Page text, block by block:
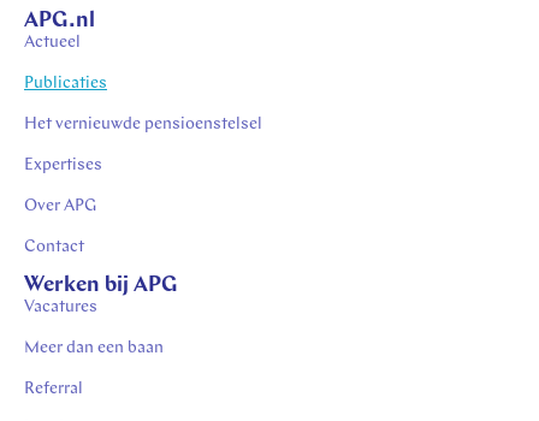
APG.nl
Actueel
Publicaties
Het vernieuwde pensioenstelsel
Expertises
Over APG
Contact
Werken bij APG
Vacatures
Meer dan een baan
Referral